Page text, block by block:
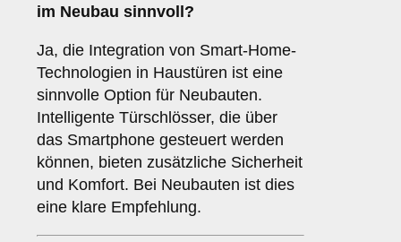
im Neubau sinnvoll?
Ja, die Integration von Smart-Home-
Technologien in Haustüren ist eine
sinnvolle Option für Neubauten.
Intelligente Türschlösser, die über
das Smartphone gesteuert werden
können, bieten zusätzliche Sicherheit
und Komfort. Bei Neubauten ist dies
eine klare Empfehlung.